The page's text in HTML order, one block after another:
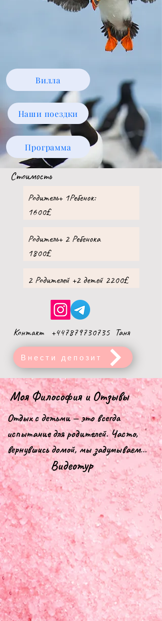
Вилла
Наши поездки
Программа
Стоимость
Родитель+ 1Ребенок:
1600£
Родитель+ 2 Ребенока
1800£
2 Родителей +2 детей 2200£
Контакт +447879730735Таня
Внести депозит
Моя Философия и Отзывы
Отдых с детьми — это всегда
испытание для родителей. Часто,
вернувшись домой, мы задумываемся
о следующем отпуске,где будет
тишина и покой.
Я, как детский психолог, с 20-
летним стажем работы в различных
образовательных проектах и 10-
летним опытом в сфере детских
развлечений, точно знаю, как
сделать отпуск с детьми легким и
сказочным.
Видеотур